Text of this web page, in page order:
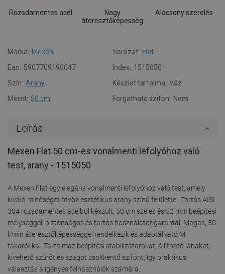
Rozsdamentes acél
Nagy
áteresztőképesség
Alacsony szerelés
Márka: Mexen Sorozat: Flat
Ean: 5907709190047 Index: 1515050
Szín: Arany Készlet tartalma: Váz
Méret: 50 cm Forgatható szifon: Nem
Leírás
Mexen Flat 50 cm-es vonalmenti lefolyóhoz való
test, arany - 1515050
A Mexen Flat egy elegáns vonalmenti lefolyóhoz való test, amely
kiváló minőséget ötvöz esztétikus arany színű felülettel. Tartós AISI
304 rozsdamentes acélból készült, 50 cm széles és 52 mm beépítési
mélységgel, biztonságos és tartós használatot garantál. Magas, 50
l/min áteresztőképességgel rendelkezik és adaptálható M
takarókkal. Tartalmaz beépítési stabilizátorokat, állítható lábakat,
kivehető szűrőt és szagot csökkentő szifont, így praktikus
választás a igényes felhasználók számára.